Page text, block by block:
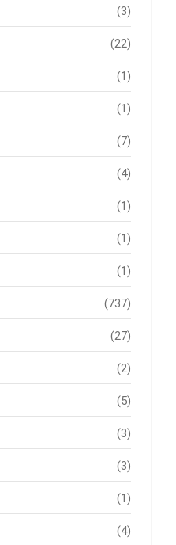
(3)
(22)
(1)
(1)
(7)
(4)
(1)
(1)
(1)
(737)
(27)
(2)
(5)
(3)
(3)
(1)
(4)